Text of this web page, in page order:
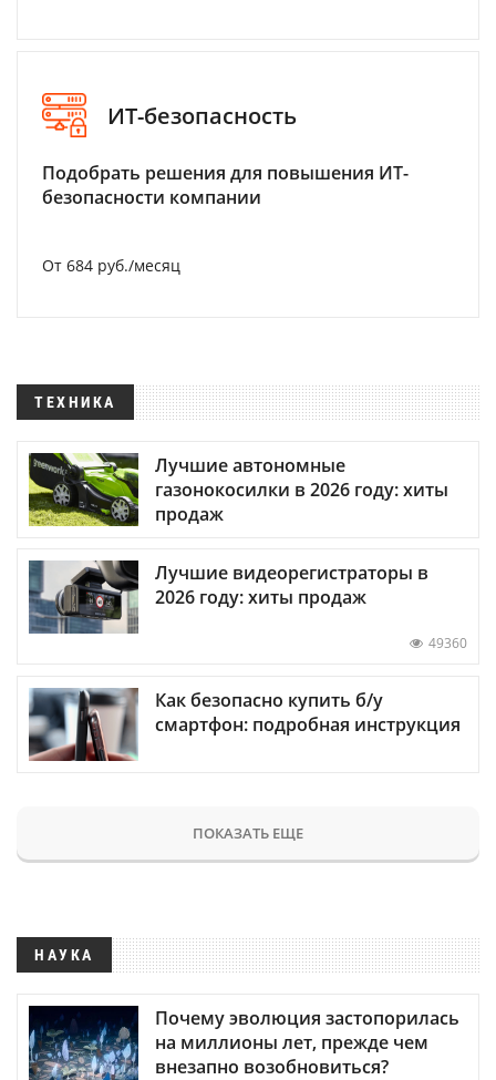
ИТ-безопасность
Подобрать решения для повышения ИТ-
безопасности компании
От 684 руб./месяц
ТЕХНИКА
Лучшие автономные
газонокосилки в 2026 году: хиты
продаж
Лучшие видеорегистраторы в
2026 году: хиты продаж
49360
Как безопасно купить б/у
смартфон: подробная инструкция
ПОКАЗАТЬ ЕЩЕ
НАУКА
Почему эволюция застопорилась
на миллионы лет, прежде чем
внезапно возобновиться?